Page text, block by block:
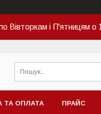
Вівторкам і П'ятницям о
ТА ОПЛАТА ПРАЙС